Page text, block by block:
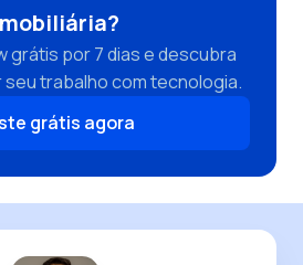
grátis por 7 dias e descubra
trabalho com tecnologia.
grátis agora